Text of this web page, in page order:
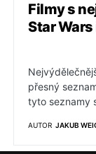
Filmy s
Star
přesný
tyto seznamy
AUTOR JAKUB